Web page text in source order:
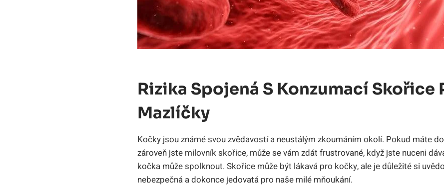
Rizika Spojená S Konzumací Skořice
Mazlíčky
Kočky jsou známé svou zvědavostí a neustálým zkoumáním okolí. Pokud máte
zároveň jste milovník skořice, může se vám zdát frustrované, když jste nuceni
kočka může spolknout. Skořice může být lákavá pro kočky, ale je důležité si
nebezpečná a dokonce jedovatá pro naše milé mňoukání.